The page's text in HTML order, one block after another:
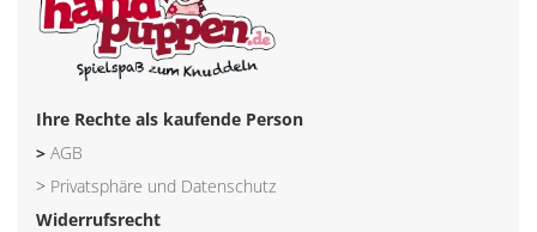
Ihre Rechte als kaufende Person
> AGB
> Privatsphäre und Datenschutz
Widerrufsrecht